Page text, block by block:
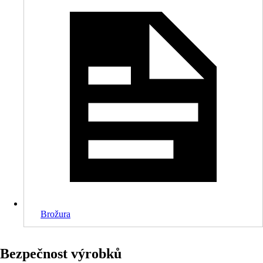
Brožura
Bezpečnost výrobků